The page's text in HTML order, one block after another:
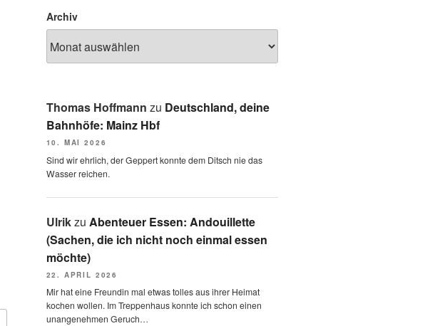
Archiv
Thomas Hoffmann zu Deutschland, deine
Bahnhöfe: Mainz Hbf
10. MAI 2026
Sind wir ehrlich, der Geppert konnte dem Ditsch nie das
Wasser reichen.
Ulrikzu Abenteuer Essen: Andouillette
(Sachen, die ich nicht noch einmal essen
möchte)
22. APRIL 2026
Mir hat eine Freundin mal etwas tolles aus ihrer Heimat
kochen wollen. Im Treppenhaus konnte ich schon einen
unangenehmen Geruch…